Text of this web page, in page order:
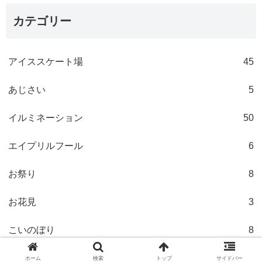
カテゴリー
アイススケート場 45
あじさい 5
イルミネーション 50
エイプリルフール 6
お祭り 8
お花見 3
こいのぼり 8
じゃぶじゃぶ池
ホーム 検索 トップ サイドバー